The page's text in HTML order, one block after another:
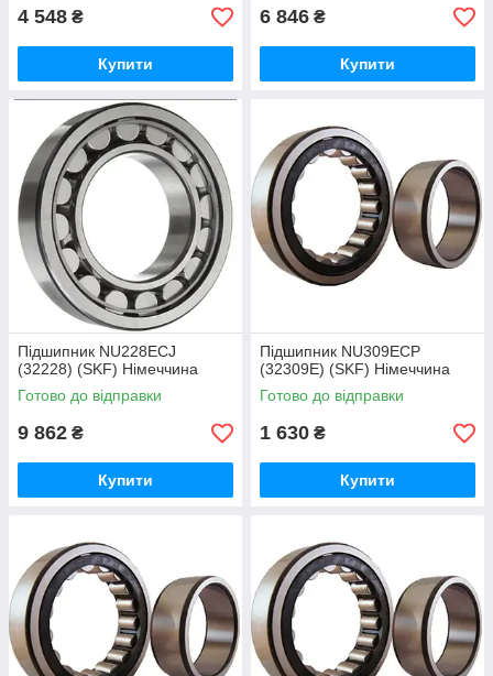
4 548 ₴
Купити
6 846 ₴
Купити
Підшипник NU228ECJ
(32228) (SKF) Німеччина
Готово до відправки
9 862 ₴
Купити
Підшипник NU309ECP
(32309Е) (SKF) Німеччина
Готово до відправки
1 630 ₴
Купити